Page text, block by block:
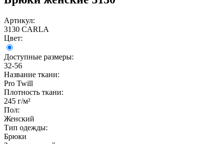
Артикул:
3130 CARLA
Цвет:
Доступные размеры:
32-56
Название ткани:
Pro Twill
Плотность ткани:
245 г/м²
Пол:
Женский
Тип одежды:
Брюки